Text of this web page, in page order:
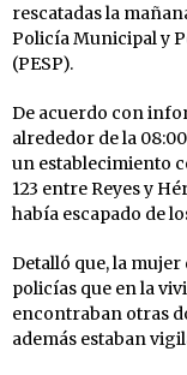
rescatadas la
Policía Municipal y
(PESP).
De acuerdo con
alrededor de la
un establecimiento
123 entre Reyes y
había escapado de
Detalló que, la
policías que en la
encontraban otras
además estaban